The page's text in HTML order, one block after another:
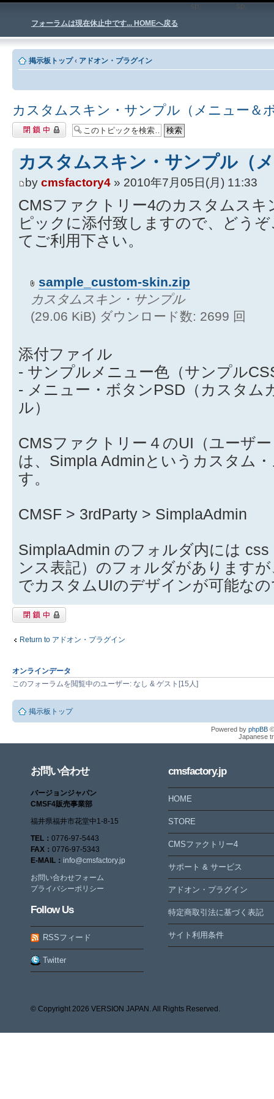
フォーラムは現在休止中です... HOMEへ戻る
sp;
掲示板トップ ‹ アドオン・プラグイン
カスタムスキン・サンプル（メニュー＆
閉鎖中トピック
カスタムスキン・サンプル（
by cmsfactory4 » 2010年7月05日(月) 11:33
CMSファクトリー4のカスタムス
ピックに添付致しますので、どう
てご利用下さい。
sample_custom-skin.zip
カスタムスキン・サンプル
(29.06 KiB) ダウンロード数: 2699 回
添付ファイル
- サンプルメニュー色（サンプル
- メニュー・ボタンPSD（カスタム
ル）
CMSファクトリー４のUI（ユーザ
は、Simpla Adminというカスタム
す。
CMSF > 3rdParty > SimplaAdmin
SimplaAdmin のフォルダ内には
ンス表記）のフォルダがあります
でカスタムUIのデザインが可能な
閉鎖中トピック
Return to アドオン・プラグイン
オンラインデータ
このフォーラムを閲覧中のユーザー: なし & ゲスト[15人]
掲示板トップ
Powered by phpBB
Japanese
お問い合わせ
バージョンジャパン
CMSF4販売事業部
福井県福井市花堂中1-8-15
TEL： 0776-97-5443
FAX： 0776-97-5343
E-MAIL： info@cmsfactory.jp
お問い合わせフォーム
プライバシーポリシー
Follow Us
RSSフィード
Twitter
cmsfactory.jp
HOME
STORE
CMSファクトリー4
サポート & サービス
アドオン・プラグイン
特定商取引法に基づく表記
サイト利用条件
© Copyright 2026 VERSION JAPAN. All Rights Reserved.